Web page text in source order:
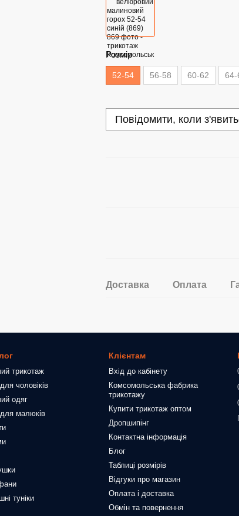
Розмір
52-54 56-58 60-62 64-
Повідомити, коли
Доставка Оплата
трикотаж
чоловіків
одяг
малюків
туніки
Клієнтам
Вхід до кабінету
Комсомольська фабрика
трикотажу
Купити трикотаж оптом
Дропшипінг
Контактна інформація
Блог
Таблиці розмірів
Відгуки про магазин
Оплата і доставка
Обмін та повернення